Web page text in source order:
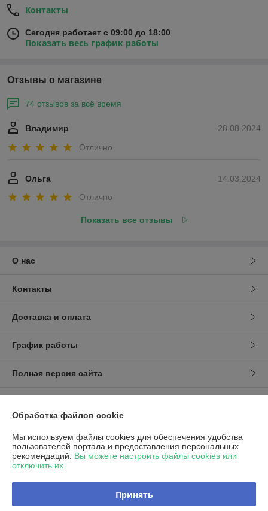
Контакты
Сегодня работает с 09:00 до 18:00
Показать весь график работы
Отзывы о магазине
74 отзывов за всё время
28.08.2024
Владимир
Отлично
14.03.2024
Ольга
Отлично
Показать все отзывы
О нас
Контакты
Доставка и оплата
График работы
Полная версия сайта
Обработка файлов cookie
Мы используем файлы cookies для обеспечения удобства
пользователей портала и предоставления персональных
рекомендаций. Вы можете настроить файлы cookies или
отключить их.
Принять